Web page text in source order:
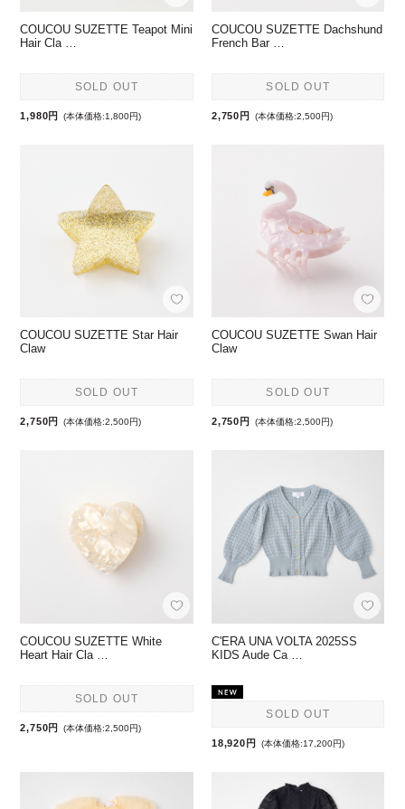
COUCOU SUZETTE Teapot Mini
Hair Cla …
SOLD OUT
1,980円 (本体価格:1,800円)
COUCOU SUZETTE Dachshund
French Bar …
SOLD OUT
2,750円 (本体価格:2,500円)
COUCOU SUZETTE Star Hair
Claw
SOLD OUT
2,750円 (本体価格:2,500円)
COUCOU SUZETTE Swan Hair
Claw
SOLD OUT
2,750円 (本体価格:2,500円)
COUCOU SUZETTE White
Heart Hair Cla …
SOLD OUT
2,750円 (本体価格:2,500円)
C'ERA UNA VOLTA 2025SS
KIDS Aude Ca …
SOLD OUT
18,920円 (本体価格:17,200円)